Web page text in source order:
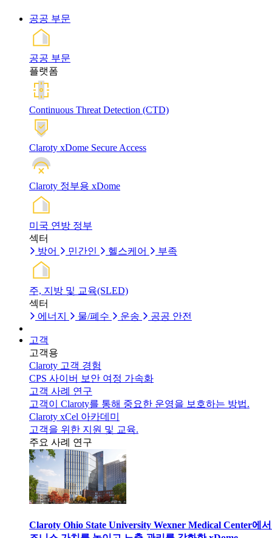
공공 부문
공공 부문
플랫폼
Continuous Threat Detection (CTD)
Claroty xDome Secure Access
Claroty 정부용 xDome
미국 연방 정부
섹터
방어
민간인 헬스케어 부족
주, 지방 및 교육(SLED)
섹터
에너지
물/폐수 운송 공공 안전
고객
고객용
Claroty 고객 경험
CPS 사이버 보안 여정 가속화
고객 사례 연구
고객이 Claroty를 통해 중요한 운영을 보호하는 방법.
Claroty xCel 아카데미
고객을 위한 지원 및 교육.
주요 사례 연구
Claroty Ohio State University Wexner Medical Center에